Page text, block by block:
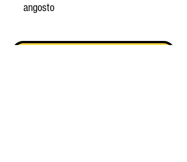
angosto